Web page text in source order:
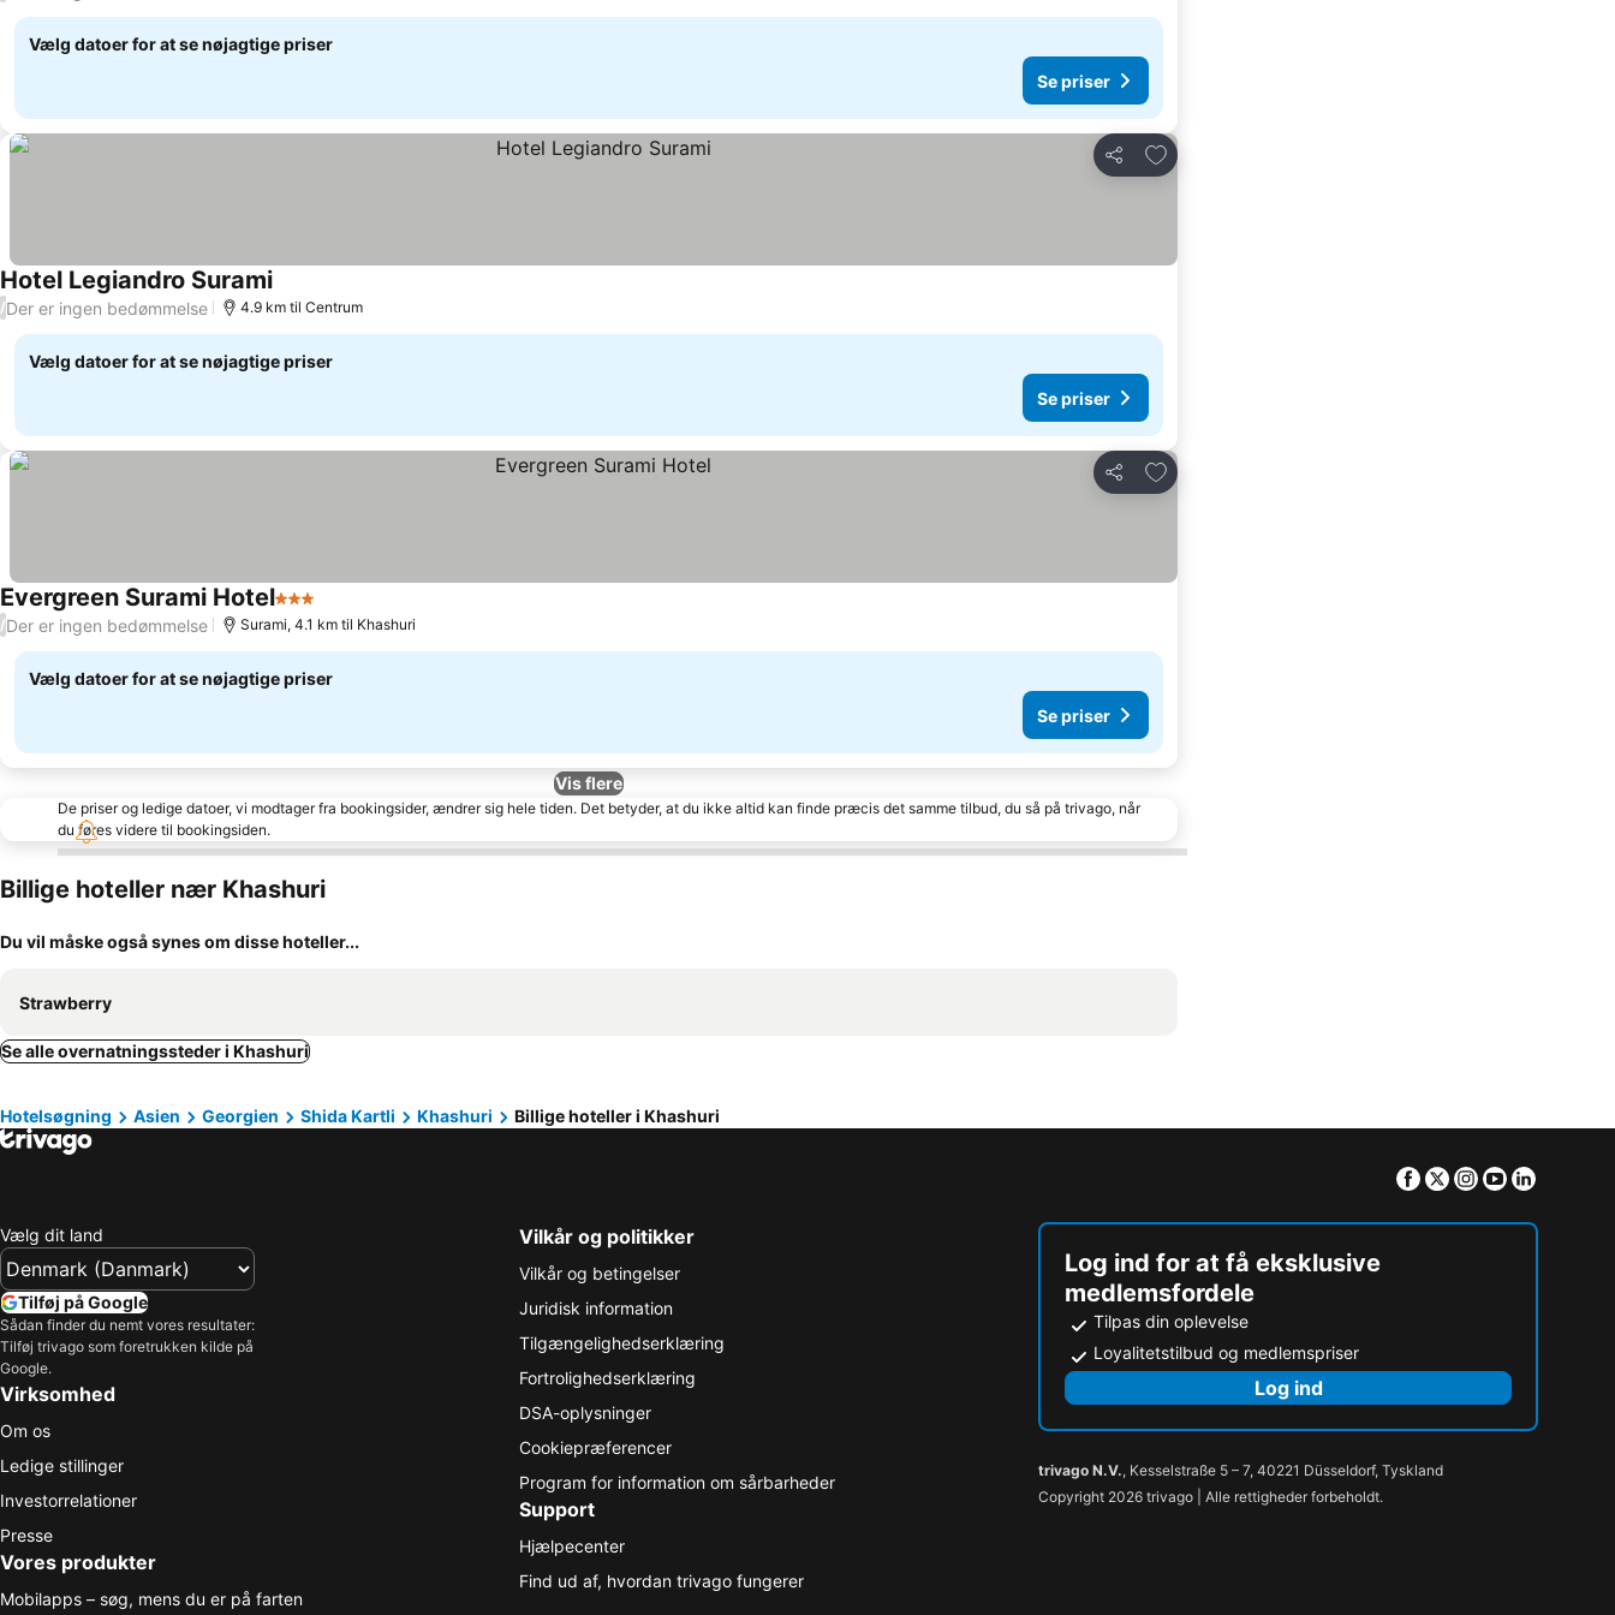
Vælg datoer for at se nøjagtige priser
Se priser
Del
Føj til favoritter
Hotel Legiandro SuramiSe priser
/Der er ingen bedømmelse 4.9 km til Centrum
Vælg datoer for at se nøjagtige priser
Se priser
Del
Føj til favoritter
Evergreen Surami Hotel3 Stjerner
/Der er ingen bedømmelse Surami, 4.1 km til Khashuri
Vælg datoer for at se nøjagtige priser
Se priser
Vis flere
De priser og ledige datoer, vi modtager fra bookingsider, ændrer sig hele tiden. Det betyder, at du ikke altid kan finde præcis det samme tilbud, du så på trivago, når
du føres videre til bookingsiden.
Billige hoteller nær Khashuri
Du vil måske også synes om disse hoteller...
Strawberry
Se alle overnatningssteder i Khashuri
Hotelsøgning Asien Georgien Shida Kartli Khashuri Billige hoteller i Khashuri
Facebook
TwitterInstagram
Youtube
Vælg dit land
Tilføj på Google
Sådan finder du nemt vores resultater:
Tilføj trivago som foretrukken kilde på
Google.
Virksomhed
Om os
Ledige stillinger
Investorrelationer
Presse
Vores produkter
Mobilapps – søg, mens du er på farten
Vilkår og politikker
Vilkår og betingelser
Juridisk information
Tilgængelighedserklæring
Fortrolighedserklæring
DSA-oplysninger
Cookiepræferencer
Program for information om sårbarheder
Support
Hjælpecenter
Find ud af, hvordan trivago fungerer
Log ind for at få eksklusive
medlemsfordele
Tilpas din oplevelse
Loyalitetstilbud og medlemspriser
Log ind
trivago N.V., Kesselstraße 5 – 7, 40221 Düsseldorf, Tyskland
Copyright 2026 trivago | Alle rettigheder forbeholdt.